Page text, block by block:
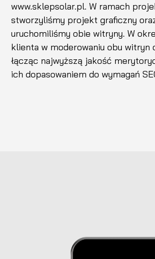
www.sklepsolar.pl. W ramach
stworzyliśmy projekt graficzny
uruchomiliśmy obie witryny. W
klienta w moderowaniu obu witryn
łącząc najwyższą jakość
ich dopasowaniem do wymagań